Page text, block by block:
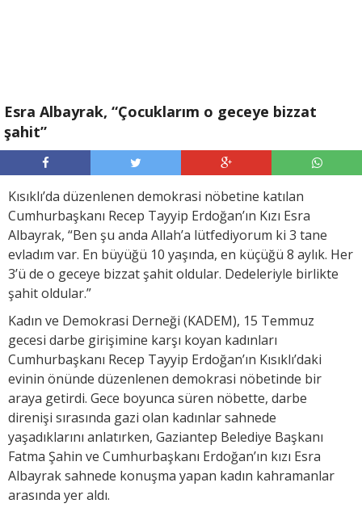
Esra Albayrak, “Çocuklarım o geceye bizzat
şahit”
Kısıklı’da düzenlenen demokrasi nöbetine katılan
Cumhurbaşkanı Recep Tayyip Erdoğan’ın Kızı Esra
Albayrak, “Ben şu anda Allah’a lütfediyorum ki 3 tane
evladım var. En büyüğü 10 yaşında, en küçüğü 8 aylık. Her
3’ü de o geceye bizzat şahit oldular. Dedeleriyle birlikte
şahit oldular.”
Kadın ve Demokrasi Derneği (KADEM), 15 Temmuz
gecesi darbe girişimine karşı koyan kadınları
Cumhurbaşkanı Recep Tayyip Erdoğan’ın Kısıklı’daki
evinin önünde düzenlenen demokrasi nöbetinde bir
araya getirdi. Gece boyunca süren nöbette, darbe
direnişi sırasında gazi olan kadınlar sahnede
yaşadıklarını anlatırken, Gaziantep Belediye Başkanı
Fatma Şahin ve Cumhurbaşkanı Erdoğan’ın kızı Esra
Albayrak sahnede konuşma yapan kadın kahramanlar
arasında yer aldı.